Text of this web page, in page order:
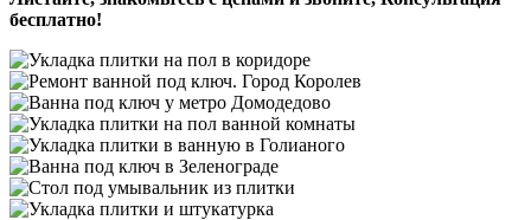
бесплатно!